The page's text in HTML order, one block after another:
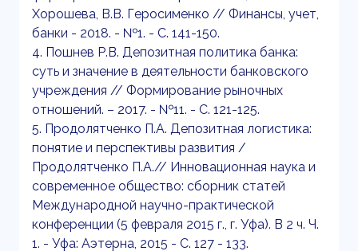
Хорошева, В.В. Геросименко // Финансы, учет,
банки - 2018. - №1. - С. 141-150.
4. Пошнев Р.В. Депозитная политика банка:
суть и значение в деятельности банковского
учреждения // Формирование рыночных
отношений. – 2017. - №11. - С. 121-125.
5. Продолятченко П.А. Депозитная логистика:
понятие и перспективы развития /
Продолятченко П.А.// Инновационная наука и
современное общество: сборник статей
Международной научно-практической
конференции (5 февраля 2015 г., г. Уфа). В 2 ч. Ч.
1. - Уфа: Аэтерна, 2015 - С. 127 - 133.